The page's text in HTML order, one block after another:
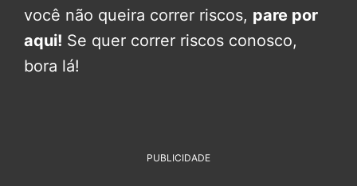
você não queira correr riscos, pare por
aqui! Se quer correr riscos conosco,
bora lá!
PUBLICIDADE